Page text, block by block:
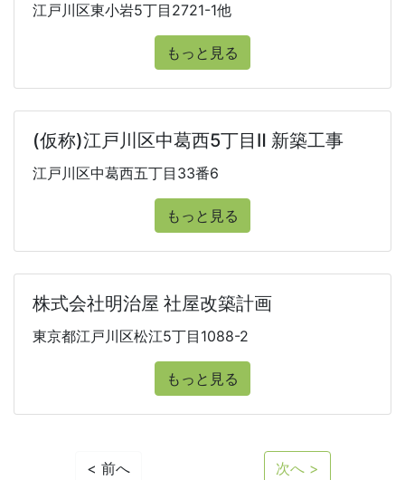
江戸川区東小岩5丁目2721-1他
もっと見る
(仮称)江戸川区中葛西5丁目Ⅱ 新築工事
江戸川区中葛西五丁目33番6
もっと見る
株式会社明治屋 社屋改築計画
東京都江戸川区松江5丁目1088-2
もっと見る
< 前へ 次へ >